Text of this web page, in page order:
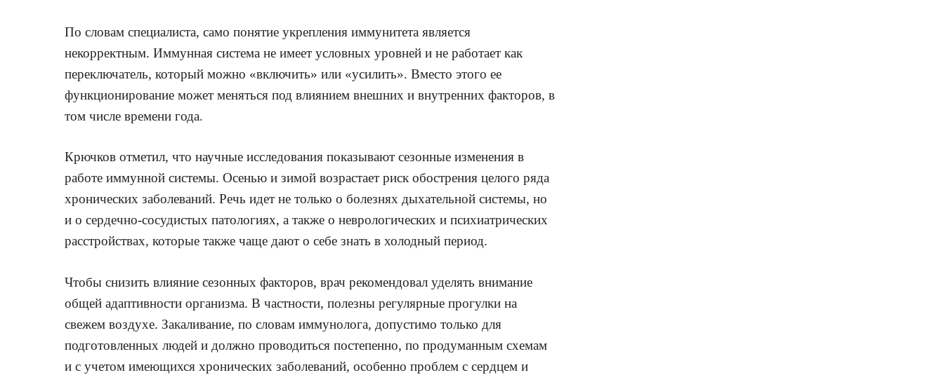
По словам специалиста, само понятие укрепления иммунитета является
некорректным. Иммунная система не имеет условных уровней и не работает как
переключатель, который можно «включить» или «усилить». Вместо этого ее
функционирование может меняться под влиянием внешних и внутренних факторов, в
том числе времени года.
Крючков отметил, что научные исследования показывают сезонные изменения в
работе иммунной системы. Осенью и зимой возрастает риск обострения целого ряда
хронических заболеваний. Речь идет не только о болезнях дыхательной системы, но
и о сердечно-сосудистых патологиях, а также о неврологических и психиатрических
расстройствах, которые также чаще дают о себе знать в холодный период.
Чтобы снизить влияние сезонных факторов, врач рекомендовал уделять внимание
общей адаптивности организма. В частности, полезны регулярные прогулки на
свежем воздухе. Закаливание, по словам иммунолога, допустимо только для
подготовленных людей и должно проводиться постепенно, по продуманным схемам
и с учетом имеющихся хронических заболеваний, особенно проблем с сердцем и